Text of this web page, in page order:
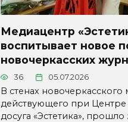
Медиацентр
воспитывает новое
новочеркасских
36 05.07.2026
В стенах новочеркасского
действующего при Центре
досуга «Эстетика», прошло